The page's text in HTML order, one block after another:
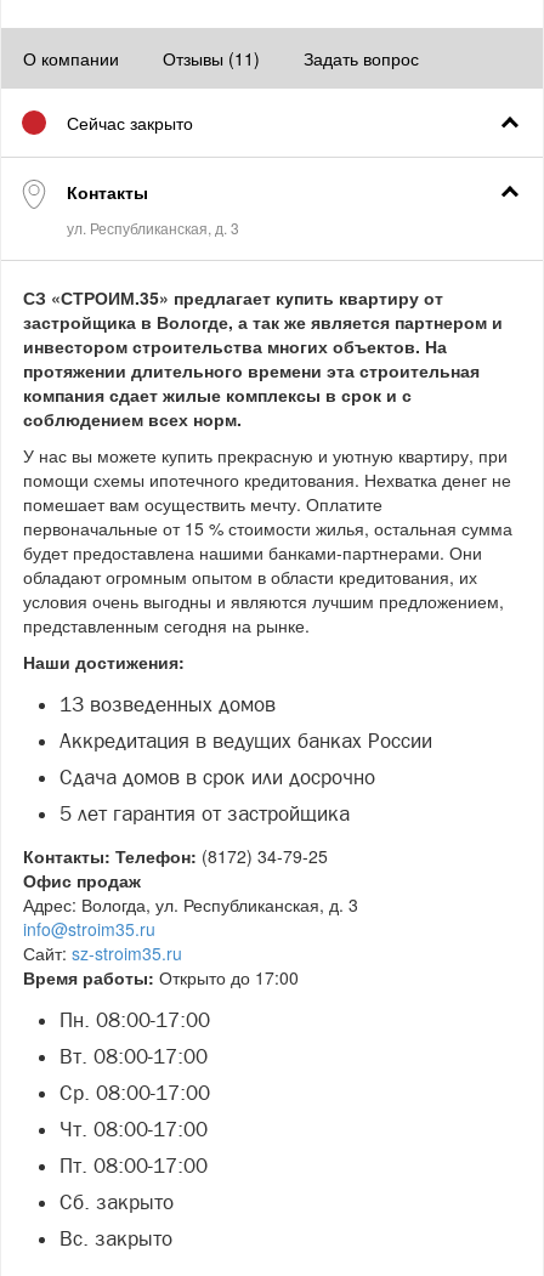
О компании Отзывы (11) Задать вопрос
Сейчас закрыто
Контакты
СЗ «СТРОИМ.35» предлагает купить квартиру от
застройщика в Вологде, а так же является партнером и
инвестором строительства многих объектов. На
протяжении длительного времени эта строительная
компания сдает жилые комплексы в срок и с
соблюдением всех норм.
У нас вы можете купить прекрасную и уютную квартиру, при
помощи схемы ипотечного кредитования. Нехватка денег не
помешает вам осуществить мечту. Оплатите
первоначальные от 15 % стоимости жилья, остальная сумма
будет предоставлена нашими банками-партнерами. Они
обладают огромным опытом в области кредитования, их
условия очень выгодны и являются лучшим предложением,
представленным сегодня на рынке.
Наши достижения:
13 возведенных домов
Аккредитация в ведущих банках России
Сдача домов в срок или досрочно
5 лет гарантия от застройщика
Контакты: Телефон: (8172) 34-79-25
Офис продаж
Адрес: Вологда, ул. Республиканская, д. 3
info@stroim35.ru
Сайт: sz-stroim35.ru
Время работы: Открыто до 17:00
Пн. 08:00-17:00
Вт. 08:00-17:00
Ср. 08:00-17:00
Чт. 08:00-17:00
Пт. 08:00-17:00
Сб. закрыто
Вс. закрыто